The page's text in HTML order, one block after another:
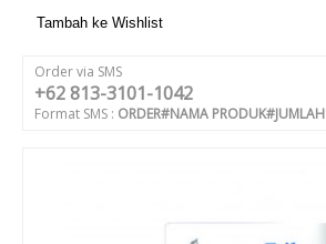
Tambah ke Wishlist
Order via SMS
+62 813-3101-1042
Format SMS : ORDER#NAMA PRODUK#JUMLAH